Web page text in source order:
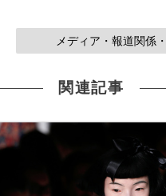
メディア・報道関係
関連記事